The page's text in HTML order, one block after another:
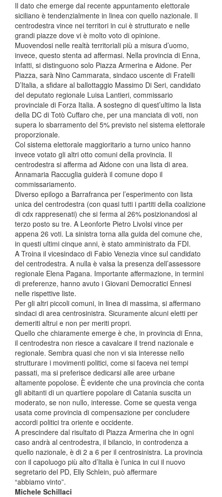
Il dato che emerge dal recente appuntamento elettorale
siciliano è tendenzialmente in linea con quello nazionale. Il
centrodestra vince nei territori in cui è strutturato e nelle
grandi piazze dove vi è molto voto di opinione.
Muovendosi nelle realtà territoriali più a misura d’uomo,
invece, questo stenta ad affermasi. Nella provincia di Enna,
infatti, si distinguono solo Piazza Armerina e Aidone. Per
Piazza, sarà Nino Cammarata, sindaco uscente di Fratelli
D’Italia, a sfidare al ballottaggio Massimo Di Seri, candidato
del deputato regionale Luisa Lantieri, commissario
provinciale di Forza Italia. A sostegno di quest’ultimo la lista
della DC di Totò Cuffaro che, per una manciata di voti, non
supera lo sbarramento del 5% previsto nel sistema elettorale
proporzionale.
Col sistema elettorale maggioritario a turno unico hanno
invece votato gli altri otto comuni della provincia. Il
centrodestra si afferma ad Aidone con una lista di area.
Annamaria Raccuglia guiderà il comune dopo il
commissariamento.
Diverso epilogo a Barrafranca per l’esperimento con lista
unica del centrodestra (con quasi tutti i partiti della coalizione
di cdx rappresenati) che si ferma al 26% posizionandosi al
terzo posto su tre. A Leonforte Pietro Livolsi vince per
appena 26 voti. La sinistra torna alla guida del comune che,
in questi ultimi cinque anni, è stato amministrato da FDI.
A Troina il vicesindaco di Fabio Venezia vince sul candidato
del centrodestra. A nulla è valsa la presenza dell’assessore
regionale Elena Pagana. Importante affermazione, in termini
di preferenze, hanno avuto i Giovani Democratici Ennesi
nelle rispettive liste.
Per gli altri piccoli comuni, in linea di massima, si affermano
sindaci di area centrosinistra. Sicuramente alcuni eletti per
demeriti altrui e non per meriti propri.
Quello che chiaramente emerge è che, in provincia di Enna,
il centrodestra non riesce a cavalcare il trend nazionale e
regionale. Sembra quasi che non vi sia interesse nello
strutturare i movimenti politici, come si faceva nei tempi
passati, ma si preferisce dedicarsi alle aree urbane
altamente popolose. È evidente che una provincia che conta
gli abitanti di un quartiere popolare di Catania suscita un
moderato, se non nullo, interesse. Come se questa venga
usata come provincia di compensazione per concludere
accordi politici tra oriente e occidente.
A prescindere dal risultato di Piazza Armerina che in ogni
caso andrà al centrodestra, il bilancio, in controdenza a
quello nazionale, è di 2 a 6 per il centrosinistra. La provincia
con il capoluogo più alto d’Italia è l’unica in cui il nuovo
segretario del PD, Elly Schlein, può affermare
“abbiamo vinto”.
Michele Schillaci